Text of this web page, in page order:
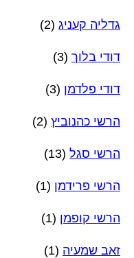
גדליה קעניג (2)
דודי בלוך (3)
דודי פלדמן (3)
הרשי כהנוביץ (2)
הרשי סגל (13)
הרשי פרידמן (1)
הרשי קופמן (1)
זאב שמעיה (1)